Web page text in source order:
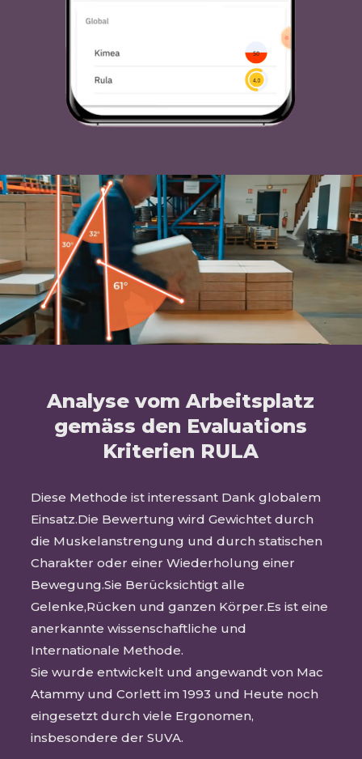
Analyse vom Arbeitsplatz
gemäss den Evaluations
Kriterien RULA
Diese Methode ist interessant Dank globalem
Einsatz.Die Bewertung wird Gewichtet durch
die Muskelanstrengung und durch statischen
Charakter oder einer Wiederholung einer
Bewegung.Sie Berücksichtigt alle
Gelenke,Rücken und ganzen Körper.Es ist eine
anerkannte wissenschaftliche und
Internationale Methode.
Sie wurde entwickelt und angewandt von Mac
Atammy und Corlett im 1993 und Heute noch
eingesetzt durch viele Ergonomen,
insbesondere der SUVA.